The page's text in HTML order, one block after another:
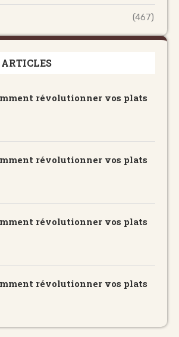
(467)
révolutionner vos plats
révolutionner vos plats
révolutionner vos plats
révolutionner vos plats